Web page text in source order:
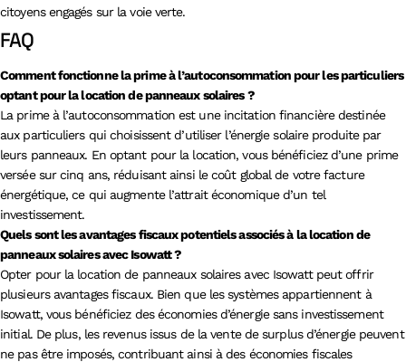
citoyens engagés sur la voie verte.
FAQ
Comment fonctionne la prime à l’autoconsommation pour les particuliers
optant pour la location de panneaux solaires ?
La prime à l’autoconsommation est une incitation financière destinée
aux particuliers qui choisissent d’utiliser l’énergie solaire produite par
leurs panneaux. En optant pour la location, vous bénéficiez d’une prime
versée sur cinq ans, réduisant ainsi le coût global de votre facture
énergétique, ce qui augmente l’attrait économique d’un tel
investissement.
Quels sont les avantages fiscaux potentiels associés à la location de
panneaux solaires avec Isowatt ?
Opter pour la location de panneaux solaires avec Isowatt peut offrir
plusieurs avantages fiscaux. Bien que les systèmes appartiennent à
Isowatt, vous bénéficiez des économies d’énergie sans investissement
initial. De plus, les revenus issus de la vente de surplus d’énergie peuvent
ne pas être imposés, contribuant ainsi à des économies fiscales